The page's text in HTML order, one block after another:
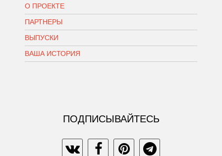
О ПРОЕКТЕ
ПАРТНЕРЫ
ВЫПУСКИ
ВАША ИСТОРИЯ
ПОДПИСЫВАЙТЕСЬ